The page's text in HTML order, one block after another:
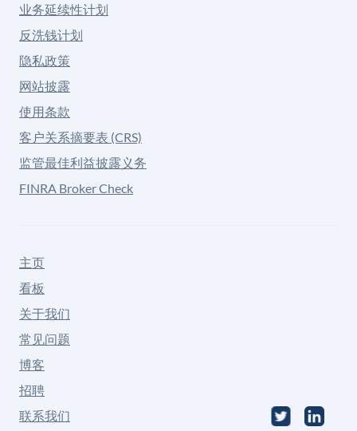
业务延续性计划
反洗钱计划
隐私政策
网站披露
使用条款
客户关系摘要表 (CRS)
监管最佳利益披露义务
FINRA Broker Check
主页
看板
关于我们
常见问题
博客
招聘
联系我们